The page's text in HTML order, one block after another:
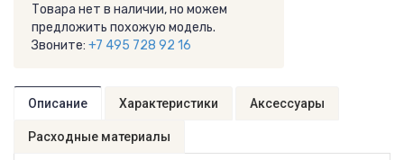
Товара нет в наличии, но можем
предложить похожую модель.
Звоните: +7 495 728 92 16
Описание Характеристики Аксессуары
Расходные материалы